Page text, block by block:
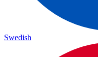
Swedish